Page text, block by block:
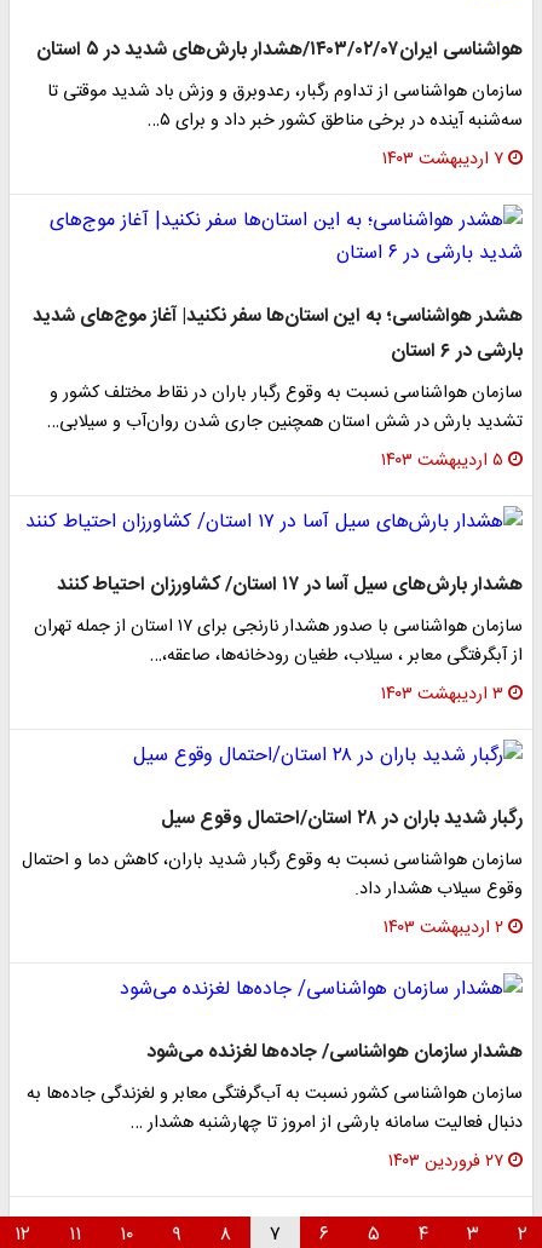
هواشناسی ایران۱۴۰۳/۰۲/۰۷/هشدار بارش‌های شدید در ۵ استان
سازمان هواشناسی از تداوم رگبار، رعدوبرق و وزش باد شدید موقتی تا
سه‌شنبه آینده در برخی مناطق کشور خبر داد و برای ۵…
۷ اردیبهشت ۱۴۰۳
هشدر هواشناسی؛ به این استان‌ها سفر نکنید| آغاز موج‌های شدید
بارشی در ۶ استان
سازمان هواشناسی نسبت به وقوع رگبار باران در نقاط مختلف کشور و
تشدید بارش در شش استان همچنین جاری شدن روان‌آب و سیلابی…
۵ اردیبهشت ۱۴۰۳
هشدار بارش‌های سیل آسا در ۱۷ استان/ کشاورزان احتیاط کنند
سازمان هواشناسی با صدور هشدار نارنجی برای ۱۷ استان از جمله تهران
از آبگرفتگی معابر ، سیلاب، طغیان رودخانه‌ها، صاعقه،…
۳ اردیبهشت ۱۴۰۳
رگبار شدید باران در ۲۸ استان/احتمال وقوع سیل
سازمان هواشناسی نسبت به وقوع رگبار شدید باران، کاهش دما و احتمال
وقوع سیلاب هشدار داد.
۲ اردیبهشت ۱۴۰۳
هشدار سازمان هواشناسی/ جاده‌ها لغزنده می‌شود
سازمان هواشناسی کشور نسبت به آب‌گرفتگی معابر و لغزندگی جاده‌ها به
دنبال فعالیت سامانه بارشی از امروز تا چهارشنبه هشدار …
۲۷ فروردین ۱۴۰۳
۲ ۳ ۴ ۵ ۶ ۷ ۸ ۹ ۱۰ ۱۱ ۱۲